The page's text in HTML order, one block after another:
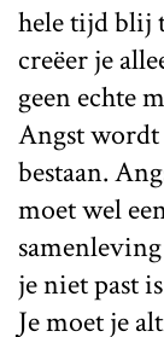
hele tijd blij
creëer je
geen echte
Angst wordt
bestaan.
moet wel
je niet past
Je moet je